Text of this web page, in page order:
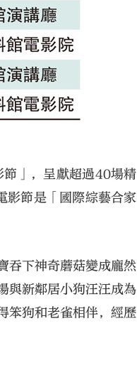
節」，呈獻超過40場精
影節是「國際綜藝合家
吞下神奇蘑菇變成龐然
與新鄰居小狗汪汪成為
笨狗和老雀相伴，經歷